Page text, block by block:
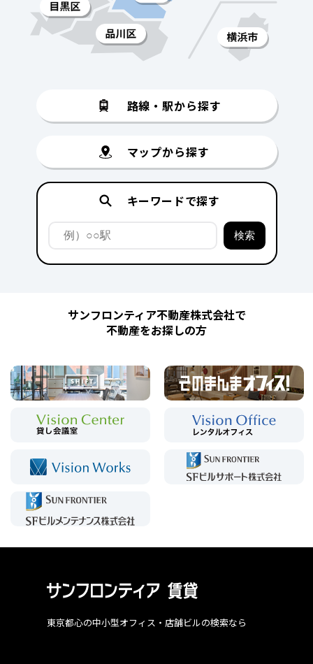
路線・駅から探す
マップから探す
キーワードで探す
サンフロンティア不動産株式会社で
不動産をお探しの方
東京都心の中小型オフィス・店舗ビルの検索なら